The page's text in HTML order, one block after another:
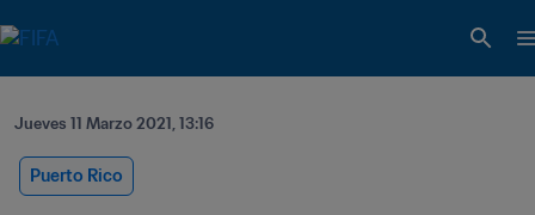
Jueves 11 Marzo 2021, 13:16
Puerto Rico